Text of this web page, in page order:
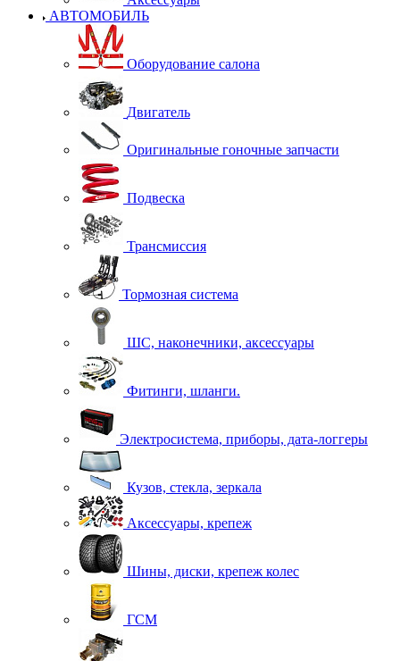
АВТОМОБИЛЬ
Оборудование салона
Двигатель
Оригинальные гоночные запчасти
Подвеска
Трансмиссия
Тормозная система
ШС, наконечники, аксессуары
Фитинги, шланги.
Электросистема, приборы, дата-логгеры
Кузов, стекла, зеркала
Аксессуары, крепеж
Шины, диски, крепеж колес
ГСМ